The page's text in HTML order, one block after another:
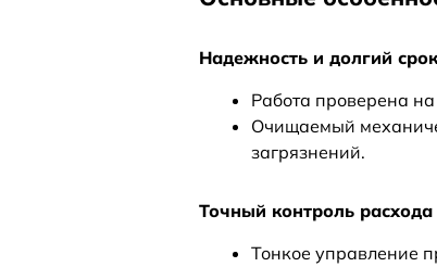
Надежность и долгий
Работа проверена
Очищаемый
загрязнений.
Точный контроль расхода
Тонкое управление